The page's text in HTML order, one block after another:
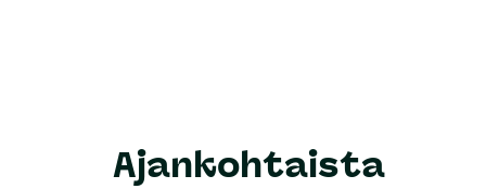
Ajankohtaista